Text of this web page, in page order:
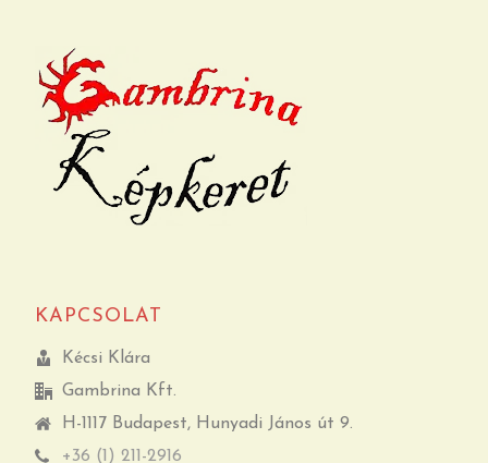
KAPCSOLAT
Kécsi Klára
Gambrina Kft.
H-1117 Budapest, Hunyadi János út 9.
+36 (1) 211-2916